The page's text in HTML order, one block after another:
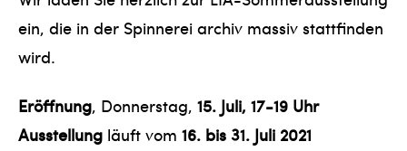
ein, die in der Spinnerei archiv massiv stattfinden
wird.
Eröffnung, Donnerstag, 15. Juli, 17-19 Uhr
Ausstellung läuft vom 16. bis 31. Juli 2021